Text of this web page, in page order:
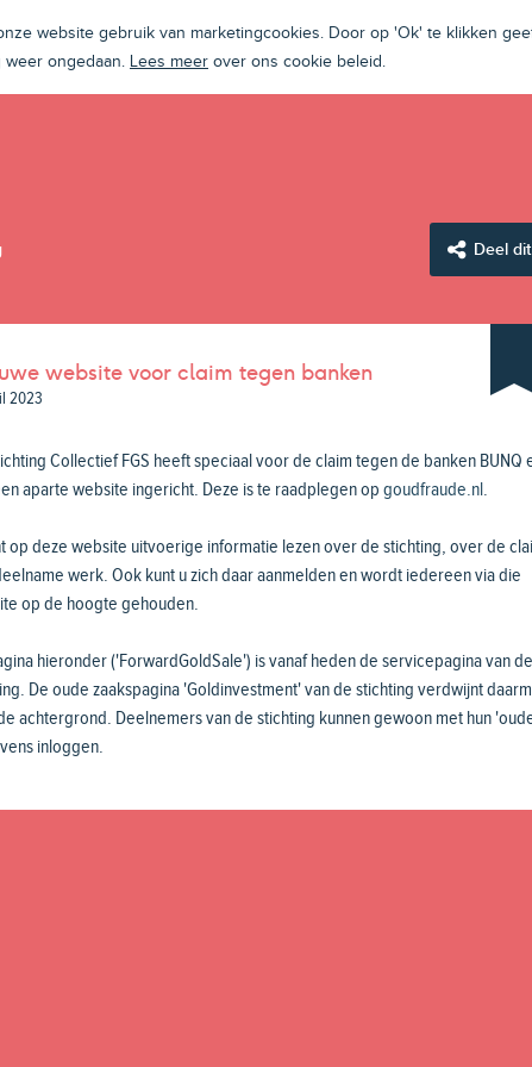
website gebruik van marketingcookies. Door op 'Ok' te klikken
weer ongedaan. Lees meer over ons cookie beleid.
Deel
website voor claim tegen banken
2023
Collectief FGS heeft speciaal voor de claim tegen de banken BUNQ
aparte website ingericht. Deze is te raadplegen op goudfraude.nl.
op deze website uitvoerige informatie lezen over de stichting, over de
werk. Ook kunt u zich daar aanmelden en wordt iedereen via die
op de hoogte gehouden.
hieronder ('ForwardGoldSale') is vanaf heden de servicepagina van de
De oude zaakspagina 'Goldinvestment' van de stichting verdwijnt
achtergrond. Deelnemers van de stichting kunnen gewoon met hun
inloggen.